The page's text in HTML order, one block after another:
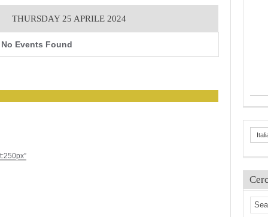
THURSDAY 25 APRILE 2024
No Events Found